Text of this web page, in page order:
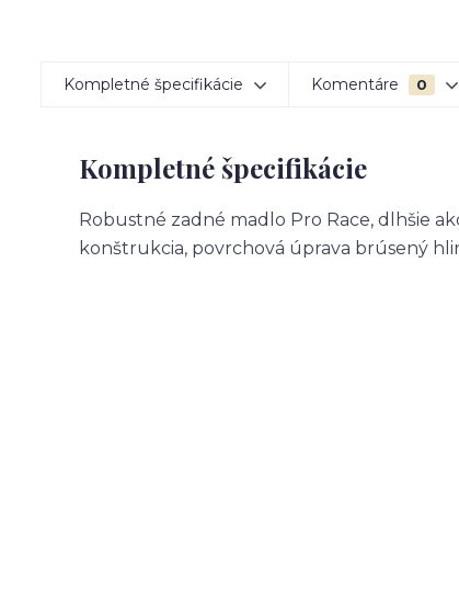
Kompletné špecifikácie Komentáre 0
Kompletné špecifikácie
Robustné zadné madlo Pro Race, dlhšie
konštrukcia, povrchová úprava brúsený